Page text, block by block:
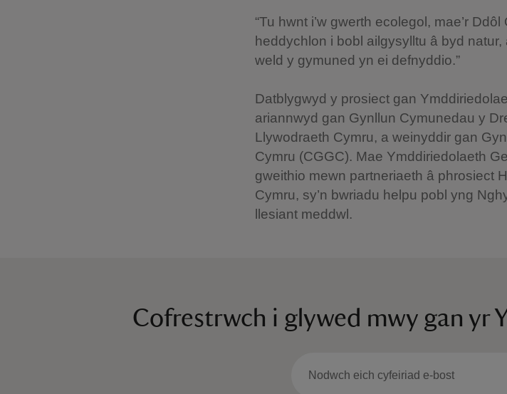
“Tu hwnt i’w gwerth ecolegol, mae’r
heddychlon i bobl ailgysylltu â byd
weld y gymuned yn ei defnyddio.”
Datblygwyd y prosiect gan
ariannwyd gan Gynllun Cymunedau y
Llywodraeth Cymru, a weinyddir gan
Cymru (CGGC). Mae Ymddiriedolaeth
gweithio mewn partneriaeth â phrosiect
Cymru, sy’n bwriadu helpu pobl yng
llesiant meddwl.
Cofrestrwch i glywed mwy gan yr